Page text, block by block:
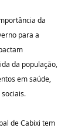
da
para a
da população,
em saúde,
de Cabixi tem